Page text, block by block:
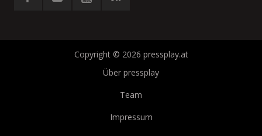
Copyright © 2026 pressplay.at
Über pressplay
Team
Impressum